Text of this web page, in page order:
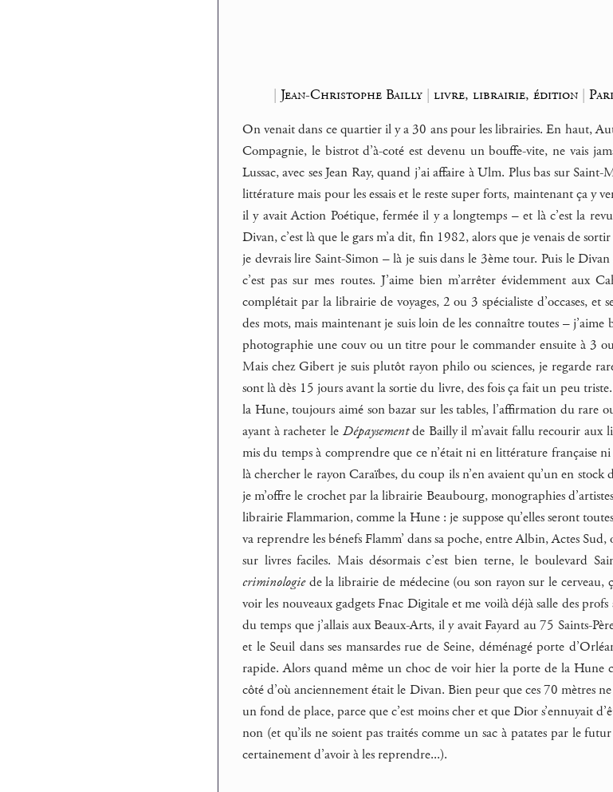
|Jean-Christophe Bailly |livre, librairie, édition |
On venait dans ce quartier il y a 30 ans pour les librairies. En haut,
Compagnie, le bistrot d’à-coté est devenu un bouffe-vite, ne vais
Lussac, avec ses Jean Ray, quand j’ai affaire à Ulm. Plus bas sur
littérature mais pour les essais et le reste super forts, maintenant ça y
il y avait Action Poétique, fermée il y a longtemps – et là c’est la
Divan, c’est là que le gars m’a dit, fin 1982, alors que je venais de
je devrais lire Saint-Simon – là je suis dans le 3ème tour. Puis le
c’est pas sur mes routes. J’aime bien m’arrêter évidemment
complétait par la librairie de voyages, 2 ou 3 spécialiste d’occases,
des mots, mais maintenant je suis loin de les connaître toutes –
photographie une couv ou un titre pour le commander ensuite à 3
Mais chez Gibert je suis plutôt rayon philo ou sciences, je regarde
sont là dès 15 jours avant la sortie du livre, des fois ça fait un peu
la Hune, toujours aimé son bazar sur les tables, l’affirmation du rare
ayant à racheter le Dépaysementde Bailly il m’avait fallu recourir aux
mis du temps à comprendre que ce n’était ni en littérature française
là chercher le rayon Caraïbes, du coup ils n’en avaient qu’un en
je m’offre le crochet par la librairie Beaubourg, monographies
librairie Flammarion, comme la Hune : je suppose qu’elles seront
va reprendre les bénefs Flamm’ dans sa poche, entre Albin, Actes
sur livres faciles. Mais désormais c’est bien terne, le boulevard
criminologiede la librairie de médecine (ou son rayon sur le cerveau,
voir les nouveaux gadgets Fnac Digitale et me voilà déjà salle des
du temps que j’allais aux Beaux-Arts, il y avait Fayard au 75 Saints-
et le Seuil dans ses mansardes rue de Seine, déménagé porte
rapide. Alors quand même un choc de voir hier la porte de la Hune
côté d’où anciennement était le Divan. Bien peur que ces 70 mètres
un fond de place, parce que c’est moins cher et que Dior s’ennuyait
non (et qu’ils ne soient pas traités comme un sac à patates par le
certainement d’avoir à les reprendre...).